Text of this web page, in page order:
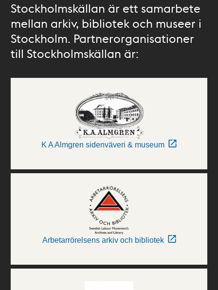
Stockholmskällan är ett samarbete
mellan arkiv, bibliotek och museer i
Stockholm. Partnerorganisationer
till Stockholmskällan är:
K A Almgren sidenväveri & museum
Arbetarrörelsens arkiv och bibliotek